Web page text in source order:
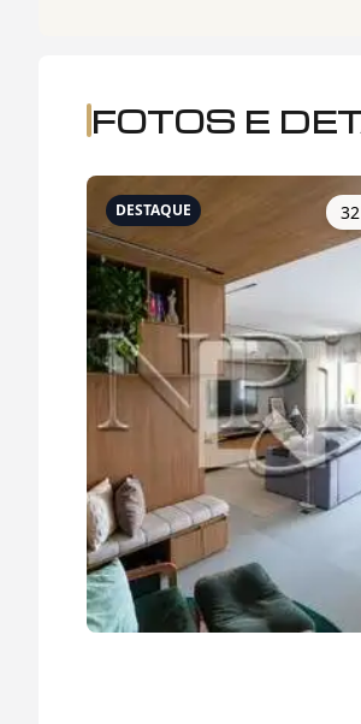
FOTOS E
DESTAQUE 32